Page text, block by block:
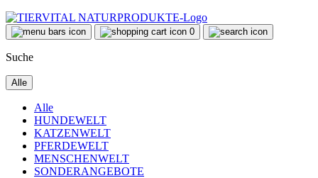
0
Suche
Alle
Alle
HUNDEWELT
KATZENWELT
PFERDEWELT
MENSCHENWELT
SONDERANGEBOTE